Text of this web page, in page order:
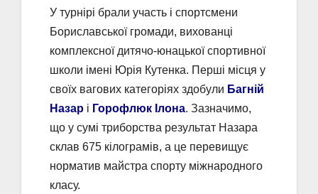
У турнірі брали участь і спортсмени
Бориславської громади, вихованці
комплексної дитячо-юнацької спортивної
школи імені Юрія Кутенка. Перші місця у
своїх вагових категоріях здобули Багній
Назар і Горофлюк Ілона. Зазначимо,
що у сумі триборства результат Назара
склав 675 кілограмів, а це перевищує
норматив майстра спорту міжнародного
класу.